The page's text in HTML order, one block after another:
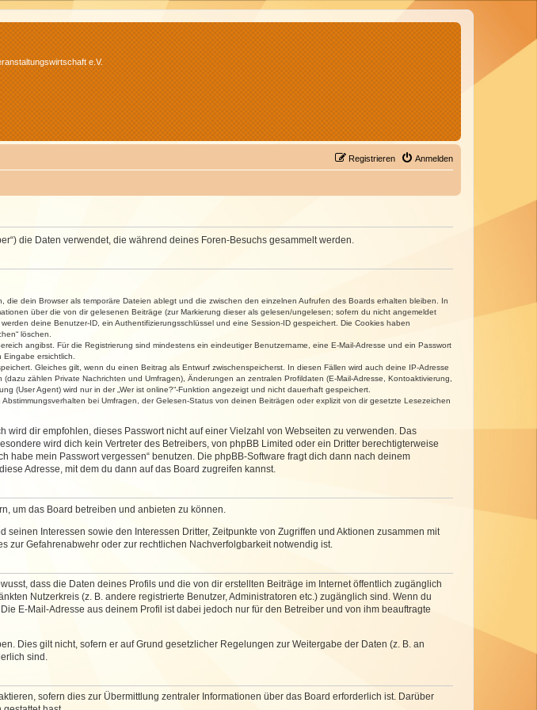
e.V.
Anmelden
Registrieren
die Daten verwendet, die während deines Foren-Besuchs gesammelt werden.
dein Browser als temporäre Dateien ablegt und die zwischen den einzelnen Aufrufen des Boards erhalten bleiben. In
über die von dir gelesenen Beiträge (zur Markierung dieser als gelesen/ungelesen; sofern du nicht angemeldet
deine Benutzer-ID, ein Authentifizierungsschlüssel und eine Session-ID gespeichert. Die Cookies haben
löschen.
angibst. Für die Registrierung sind mindestens ein eindeutiger Benutzername, eine E-Mail-Adresse und ein Passwort
Eingabe ersichtlich.
Gleiches gilt, wenn du einen Beitrag als Entwurf zwischenspeicherst. In diesen Fällen wird auch deine IP-Adresse
zählen Private Nachrichten und Umfragen), Änderungen an zentralen Profildaten (E-Mail-Adresse, Kontoaktivierung,
(User Agent) wird nur in der „Wer ist online?“-Funktion angezeigt und nicht dauerhaft gespeichert.
bei Umfragen, der Gelesen-Status von deinen Beiträgen oder explizit von dir gesetzte Lesezeichen
dir empfohlen, dieses Passwort nicht auf einer Vielzahl von Webseiten zu verwenden. Das
wird dich kein Vertreter des Betreibers, von phpBB Limited oder ein Dritter berechtigterweise
habe mein Passwort vergessen“ benutzen. Die phpBB-Software fragt dich dann nach deinem
Adresse, mit dem du dann auf das Board zugreifen kannst.
um das Board betreiben und anbieten zu können.
Interessen sowie den Interessen Dritter, Zeitpunkte von Zugriffen und Aktionen zusammen mit
zur Gefahrenabwehr oder zur rechtlichen Nachverfolgbarkeit notwendig ist.
dass die Daten deines Profils und die von dir erstellten Beiträge im Internet öffentlich zugänglich
Nutzerkreis (z. B. andere registrierte Benutzer, Administratoren etc.) zugänglich sind. Wenn du
E-Mail-Adresse aus deinem Profil ist dabei jedoch nur für den Betreiber und von ihm beauftragte
Dies gilt nicht, sofern er auf Grund gesetzlicher Regelungen zur Weitergabe der Daten (z. B. an
sind.
sofern dies zur Übermittlung zentraler Informationen über das Board erforderlich ist. Darüber